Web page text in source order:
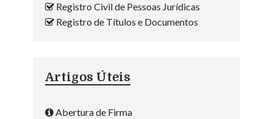
Registro Civil de Pessoas Jurídicas
Registro de Títulos e Documentos
Artigos Úteis
Abertura de Firma